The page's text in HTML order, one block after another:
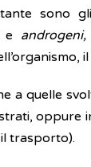
sono gli
androgeni,
a quelle
oppure
trasporto).